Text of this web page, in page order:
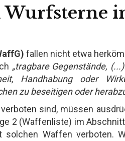
fallen nicht etwa
„tragbare Gegenstände,
Handhabung oder
zu beseitigen oder
verboten sind, müssen
2 (Waffenliste) im
solchen Waffen verboten.